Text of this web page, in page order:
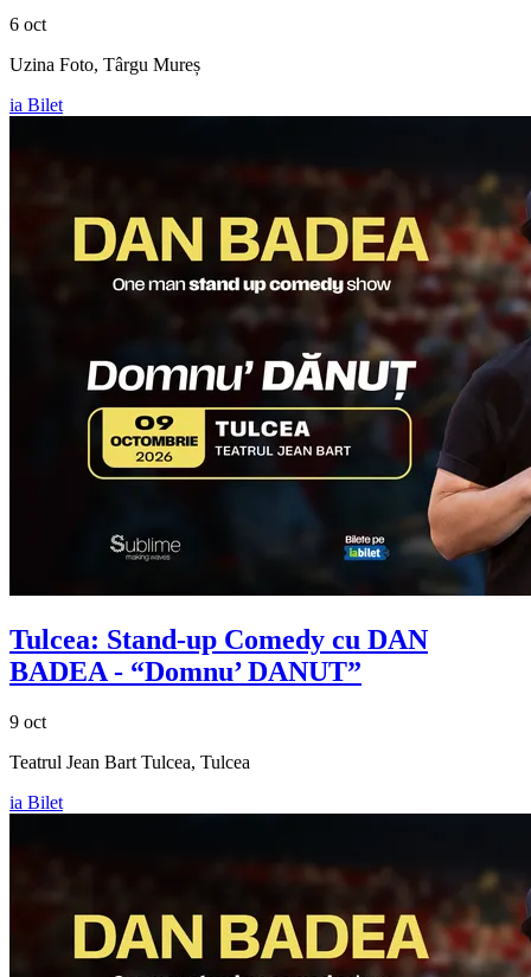
6 oct
Uzina Foto, Târgu Mureș
ia Bilet
Tulcea: Stand-up Comedy cu DAN
BADEA - “Domnu’ DANUT”
9 oct
Teatrul Jean Bart Tulcea, Tulcea
ia Bilet